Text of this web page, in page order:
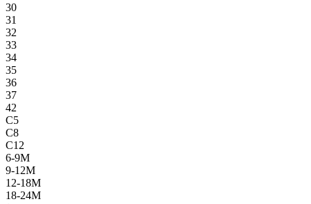
30
31
32
33
34
35
36
37
42
C5
C8
C12
6-9M
9-12M
12-18M
18-24M